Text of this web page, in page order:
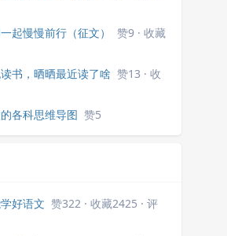
起慢慢前行（征文）
赞9 · 收藏
书，晒晒最近读了啥 赞13 · 收
各科思维导图 赞5
好语文 赞322 · 收藏2425 · 评